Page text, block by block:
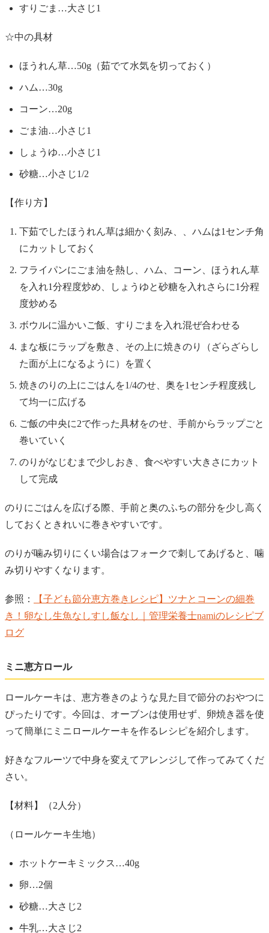
すりごま…大さじ1
☆中の具材
ほうれん草…50g（茹でて水気を切っておく）
ハム…30g
コーン…20g
ごま油…小さじ1
しょうゆ…小さじ1
砂糖…小さじ1/2
【作り方】
下茹でしたほうれん草は細かく刻み、、ハムは1センチ角
にカットしておく
フライパンにごま油を熱し、ハム、コーン、ほうれん草
を入れ1分程度炒め、しょうゆと砂糖を入れさらに1分程
度炒める
ボウルに温かいご飯、すりごまを入れ混ぜ合わせる
まな板にラップを敷き、その上に焼きのり（ざらざらし
た面が上になるように）を置く
焼きのりの上にごはんを1/4のせ、奥を1センチ程度残し
て均一に広げる
ご飯の中央に2で作った具材をのせ、手前からラップごと
巻いていく
のりがなじむまで少しおき、食べやすい大きさにカット
して完成
のりにごはんを広げる際、手前と奥のふちの部分を少し高く
しておくときれいに巻きやすいです。
のりが噛み切りにくい場合はフォークで刺してあげると、噛
み切りやすくなります。
参照：
【子ども節分恵方巻きレシピ】ツナとコーンの細巻
き！卵なし生魚なしすし飯なし｜管理栄養士namiのレシピブ
ログ
ミニ恵方ロール
ロールケーキは、恵方巻きのような見た目で節分のおやつに
ぴったりです。今回は、オーブンは使用せず、卵焼き器を使
って簡単にミニロールケーキを作るレシピを紹介します。
好きなフルーツで中身を変えてアレンジして作ってみてくだ
さい。
【材料】（2人分）
（ロールケーキ生地）
ホットケーキミックス…40g
卵…2個
砂糖…大さじ2
牛乳…大さじ2